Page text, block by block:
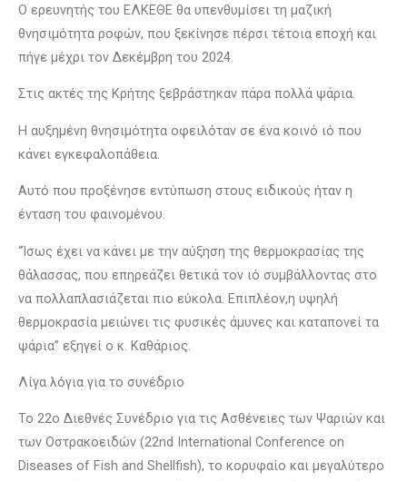
Ο ερευνητής του ΕΛΚΕΘΕ θα υπενθυμίσει τη μαζική
θνησιμότητα ροφών, που ξεκίνησε πέρσι τέτοια εποχή και
πήγε μέχρι τον Δεκέμβρη του 2024.
Στις ακτές της Κρήτης ξεβράστηκαν πάρα πολλά ψάρια.
Η αυξημένη θνησιμότητα οφειλόταν σε ένα κοινό ιό που
κάνει εγκεφαλοπάθεια.
Αυτό που προξένησε εντύπωση στους ειδικούς ήταν η
ένταση του φαινομένου.
“Ίσως έχει να κάνει με την αύξηση της θερμοκρασίας της
θάλασσας, που επηρεάζει θετικά τον ιό συμβάλλοντας στο
να πολλαπλασιάζεται πιο εύκολα. Επιπλέον,η υψηλή
θερμοκρασία μειώνει τις φυσικές άμυνες και καταπονεί τα
ψάρια” εξηγεί ο κ. Καθάριος.
Λίγα λόγια για το συνέδριο
Το 22ο Διεθνές Συνέδριο για τις Ασθένειες των Ψαριών και
των Οστρακοειδών (22nd International Conference on
Diseases of Fish and Shellfish), το κορυφαίο και μεγαλύτερο